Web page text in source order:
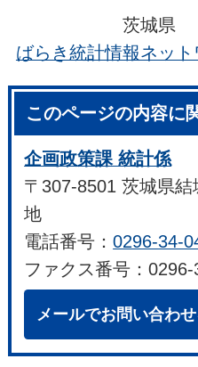
茨城
ばらき統計情報ネット
このページの内容に
企画政策課 統計係
〒307-8501 茨城県
地
電話番号：0296-34-
ファクス番号：
メールでお問い合わ